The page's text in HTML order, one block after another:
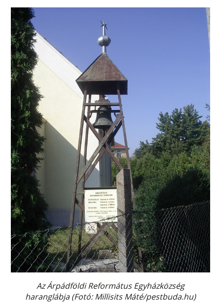
Az Árpádföldi Református Egyházközség
haranglábja (Fotó: Millisits Máté/pestbuda.hu)